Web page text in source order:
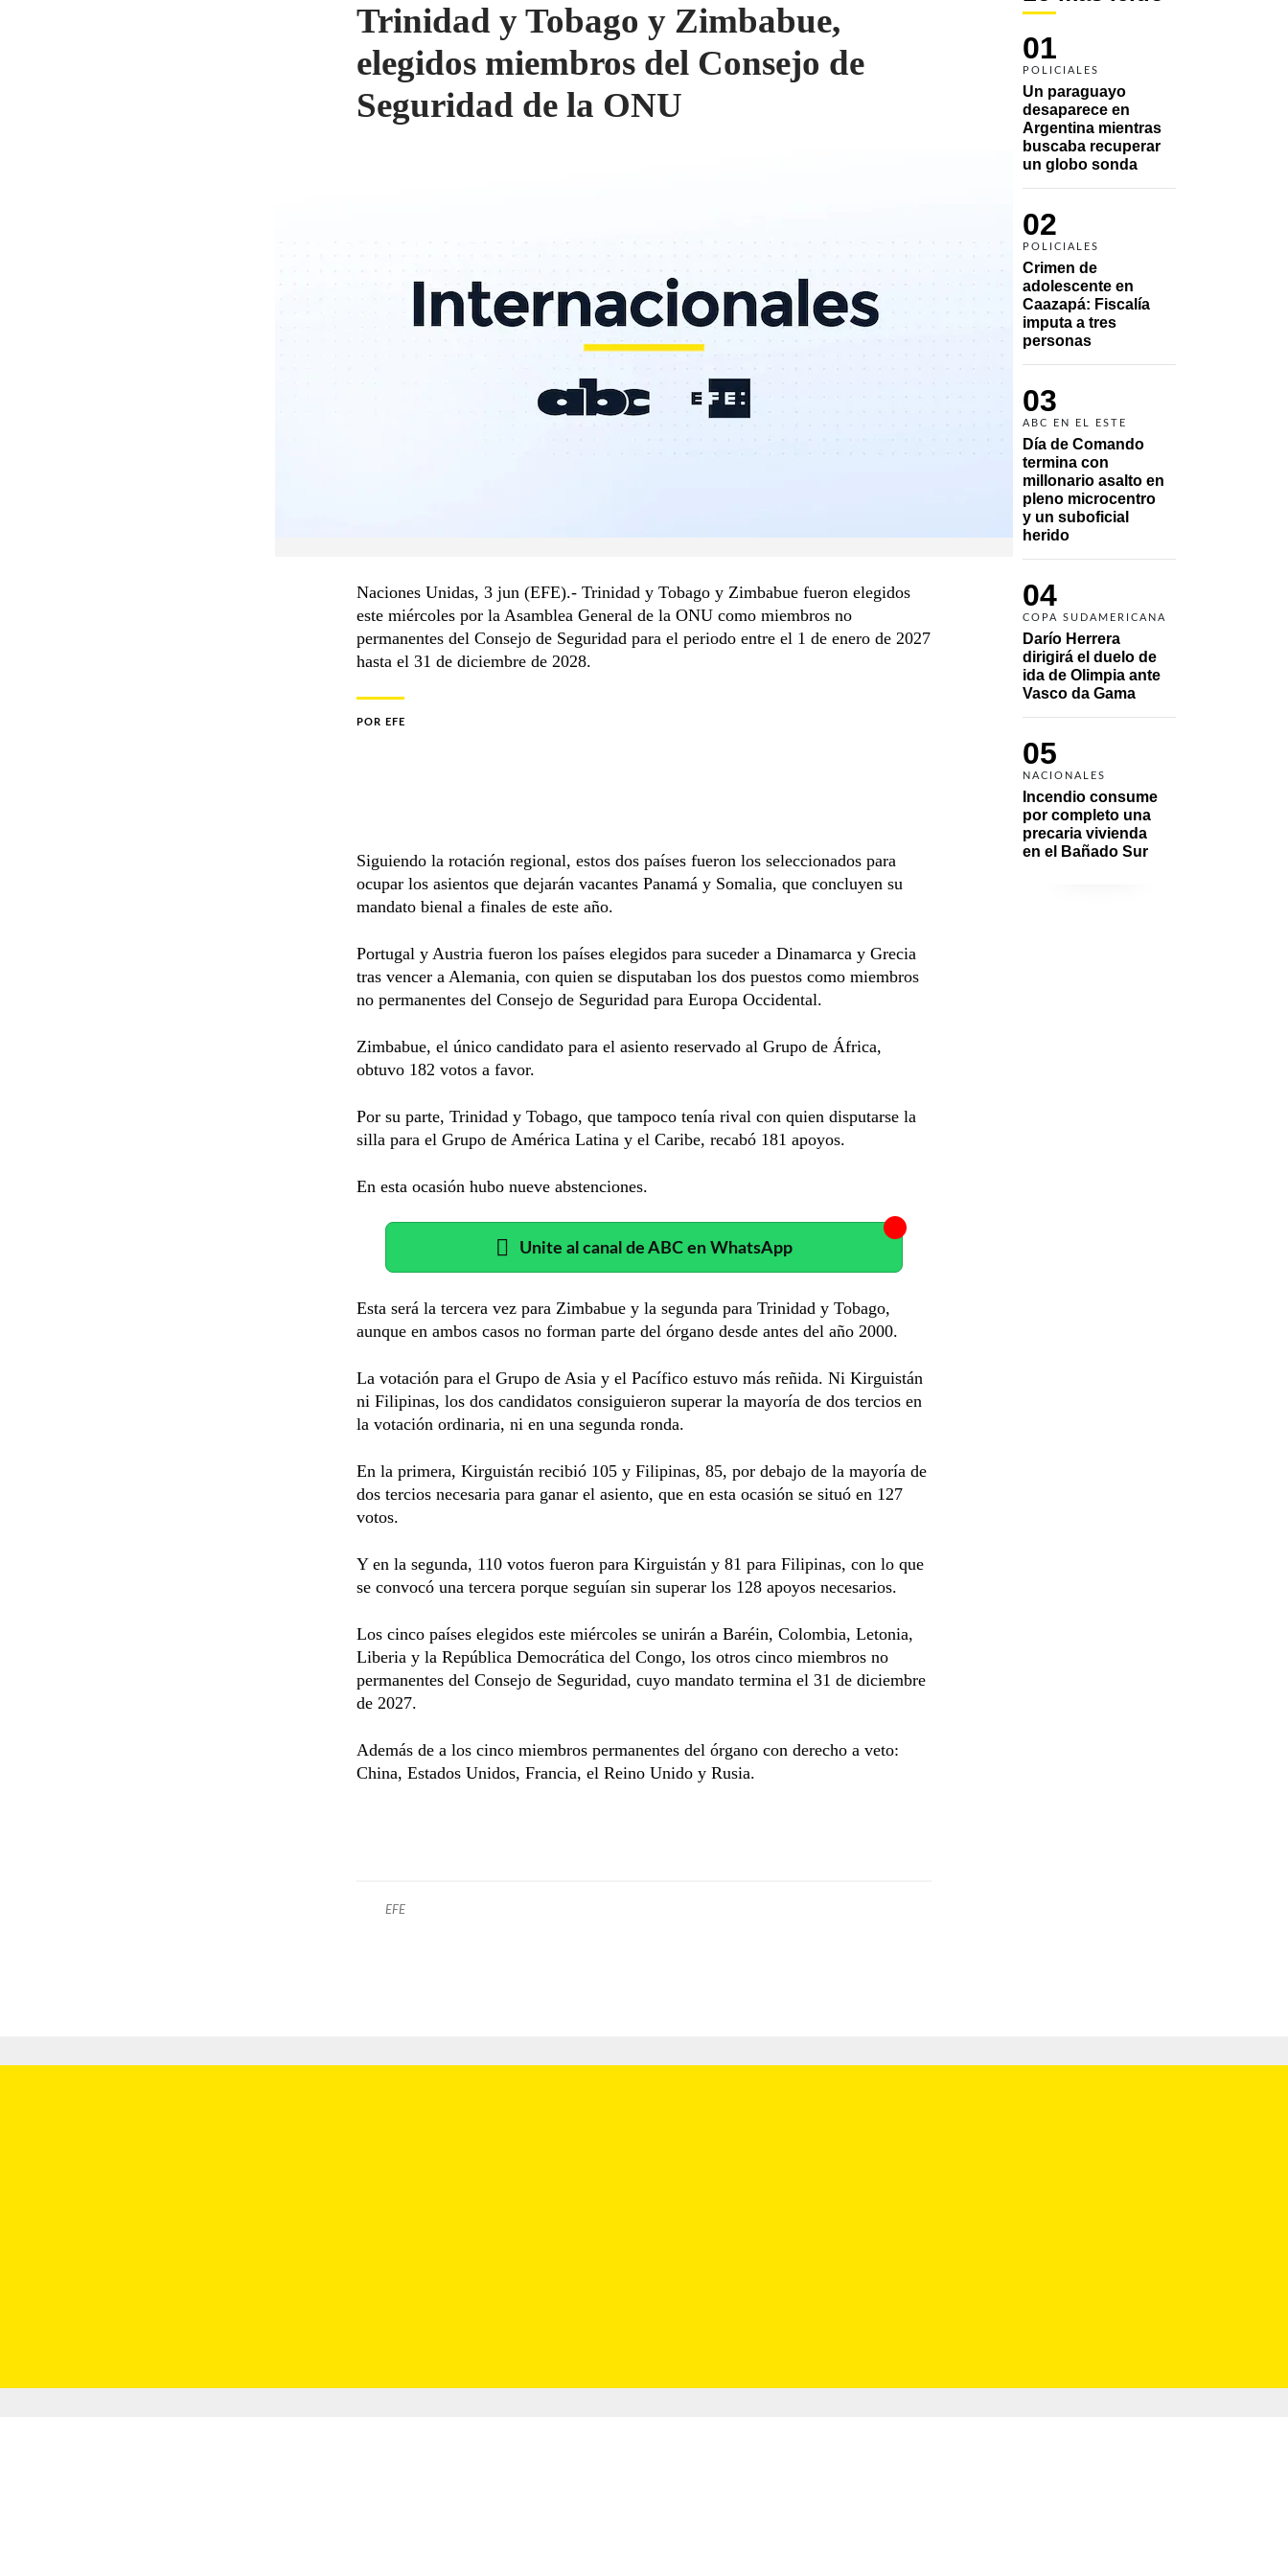
01
POLICIALES
Un paraguayo
desaparece en
Argentina mientras
buscaba recuperar
un globo sonda
02
POLICIALES
Crimen de
adolescente en
Caazapá: Fiscalía
imputa a tres
personas
03
ABC EN EL ESTE
Día de Comando
termina con
millonario asalto en
pleno microcentro
y un suboficial
herido
04
COPA SUDAMERICANA
Darío Herrera
dirigirá el duelo de
ida de Olimpia ante
Vasco da Gama
05
NACIONALES
Incendio consume
por completo una
precaria vivienda
en el Bañado Sur
Trinidad y Tobago y Zimbabue,
elegidos miembros del Consejo de
Seguridad de la ONU
Naciones Unidas, 3 jun (EFE).- Trinidad y Tobago y Zimbabue fueron elegidos
este miércoles por la Asamblea General de la ONU como miembros no
permanentes del Consejo de Seguridad para el periodo entre el 1 de enero de 2027
hasta el 31 de diciembre de 2028.
POR EFE
Siguiendo la rotación regional, estos dos países fueron los seleccionados para
ocupar los asientos que dejarán vacantes Panamá y Somalia, que concluyen su
mandato bienal a finales de este año.
Portugal y Austria fueron los países elegidos para suceder a Dinamarca y Grecia
tras vencer a Alemania, con quien se disputaban los dos puestos como miembros
no permanentes del Consejo de Seguridad para Europa Occidental.
Zimbabue, el único candidato para el asiento reservado al Grupo de África,
obtuvo 182 votos a favor.
Por su parte, Trinidad y Tobago, que tampoco tenía rival con quien disputarse la
silla para el Grupo de América Latina y el Caribe, recabó 181 apoyos.
En esta ocasión hubo nueve abstenciones.
Unite al canal de ABC en WhatsApp
Esta será la tercera vez para Zimbabue y la segunda para Trinidad y Tobago,
aunque en ambos casos no forman parte del órgano desde antes del año 2000.
La votación para el Grupo de Asia y el Pacífico estuvo más reñida. Ni Kirguistán
ni Filipinas, los dos candidatos consiguieron superar la mayoría de dos tercios en
la votación ordinaria, ni en una segunda ronda.
En la primera, Kirguistán recibió 105 y Filipinas, 85, por debajo de la mayoría de
dos tercios necesaria para ganar el asiento, que en esta ocasión se situó en 127
votos.
Y en la segunda, 110 votos fueron para Kirguistán y 81 para Filipinas, con lo que
se convocó una tercera porque seguían sin superar los 128 apoyos necesarios.
Los cinco países elegidos este miércoles se unirán a Baréin, Colombia, Letonia,
Liberia y la República Democrática del Congo, los otros cinco miembros no
permanentes del Consejo de Seguridad, cuyo mandato termina el 31 de diciembre
de 2027.
Además de a los cinco miembros permanentes del órgano con derecho a veto:
China, Estados Unidos, Francia, el Reino Unido y Rusia.
EFE